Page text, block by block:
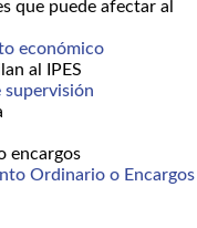
que puede afectar al
económico
al IPES
supervisión
encargos
Ordinario o Encargos